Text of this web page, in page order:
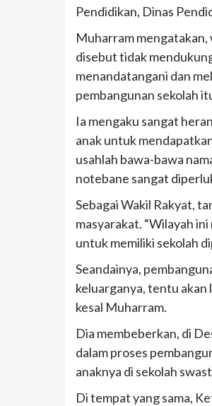
Pendidikan, Dinas
Muharram
disebut tidak
menandatangani dan
pembangunan sekolah
Ia mengaku sangat
anak untuk
usahlah bawa-bawa
notebane sangat
Sebagai Wakil Rakyat,
masyarakat. “Wilayah
untuk memiliki sekolah
Seandainya,
keluarganya, tentu akan
kesal Muharram.
Dia membeberkan, di
dalam proses
anaknya di sekolah
Di tempat yang sama,